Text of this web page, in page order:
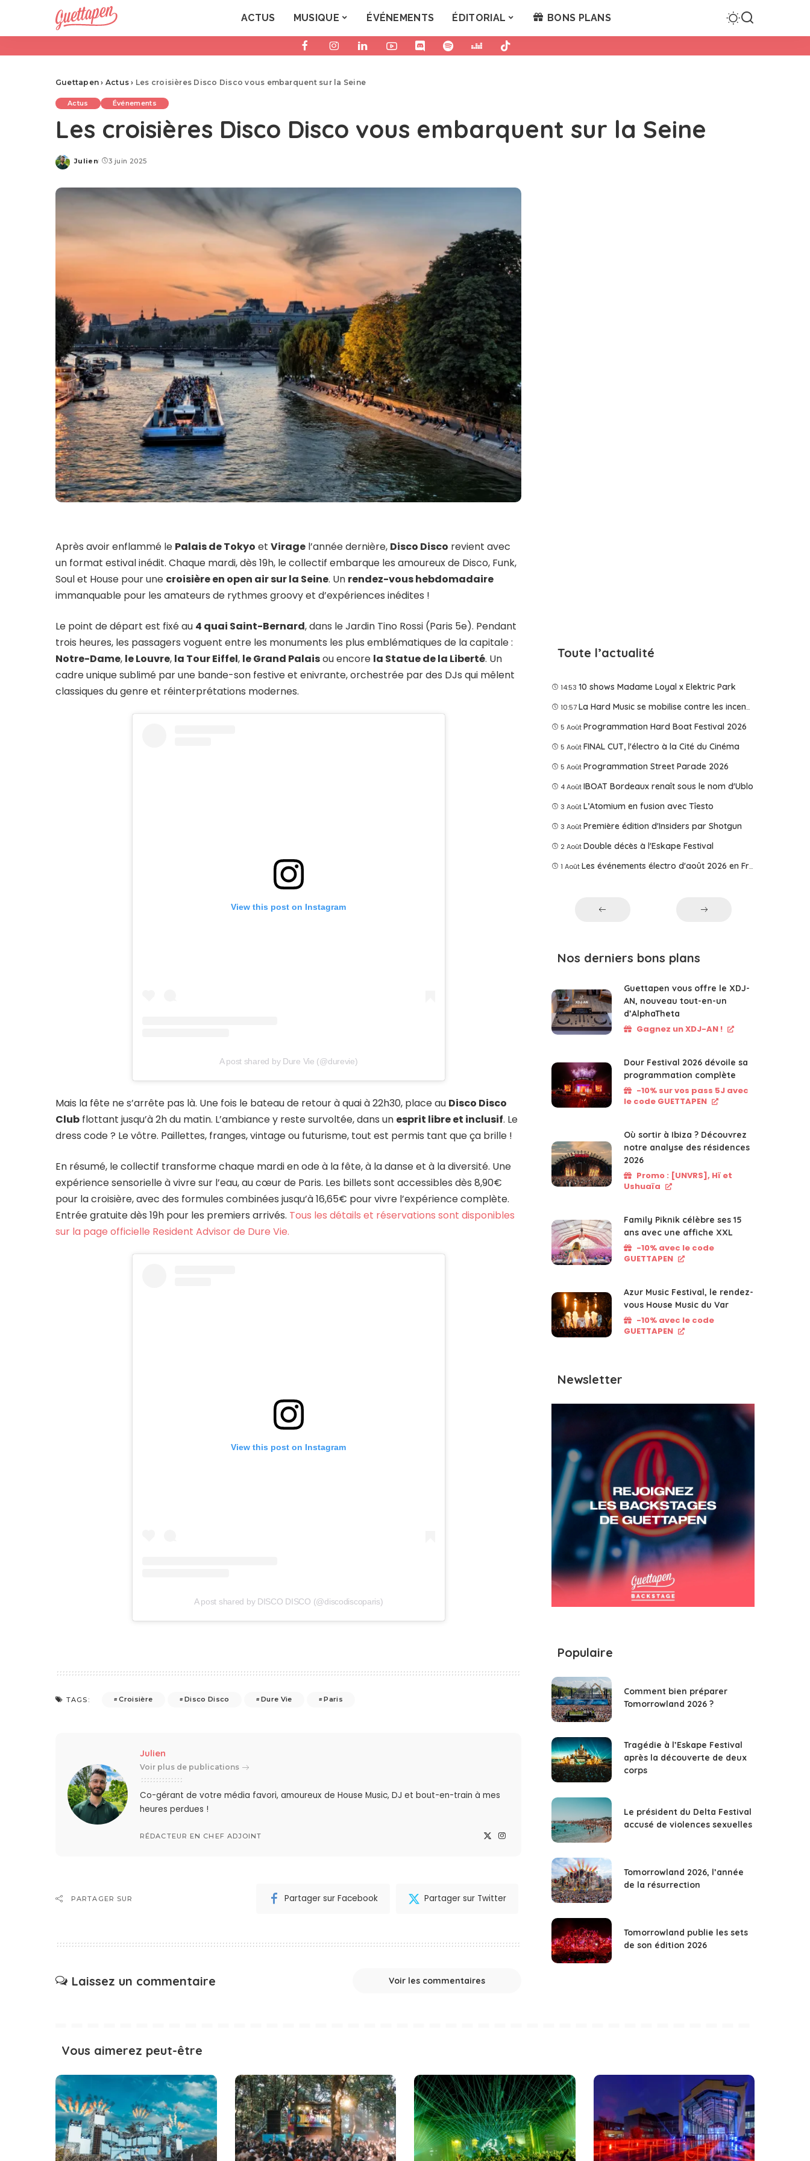
ACTUS MUSIQUE ÉVÉNEMENTS ÉDITORIAL BONS PLANS
Guettapen › Actus › Les croisières Disco Disco vous embarquent sur la Seine
Actus Événements
Les croisières Disco Disco vous embarquent sur la Seine
Posted
Julien 3 juin 2025
Après avoir enflammé le Palais de Tokyo etVirage l’année dernière, Disco Disco revient avec
un format estival inédit. Chaque mardi, dès 19h, le collectif embarque les amoureux de Disco, Funk,
Soul et House pour une croisière en open air sur la Seine. Un rendez-vous hebdomadaire
immanquable pour les amateurs de rythmes groovy et d’expériences inédites !
Le point de départ est fixé au 4 quai Saint-Bernard, dans le Jardin Tino Rossi (Paris 5e). Pendant
trois heures, les passagers voguent entre les monuments les plus emblématiques de la capitale :
Notre-Dame, le Louvre, la Tour Eiffel, le Grand Palaisou encore la Statue de la Liberté. Un
cadre unique sublimé par une bande-son festive et enivrante, orchestrée par des DJs qui mêlent
classiques du genre et réinterprétations modernes.
View this post on Instagram
A post shared by Dure Vie (@durevie)
Mais la fête ne s’arrête pas là. Une fois le bateau de retour à quai à 22h30, place au Disco Disco
Club flottant jusqu’à 2h du matin. L’ambiance y reste survoltée, dans un esprit libre et inclusif. Le
dress code ? Le vôtre. Paillettes, franges, vintage ou futurisme, tout est permis tant que ça brille !
En résumé, le collectif transforme chaque mardi en ode à la fête, à la danse et à la diversité. Une
expérience sensorielle à vivre sur l’eau, au cœur de Paris. Les billets sont accessibles dès 8,90€
pour la croisière, avec des formules combinées jusqu’à 16,65€ pour vivre l’expérience complète.
Entrée gratuite dès 19h pour les premiers arrivés. Tous les détails et réservations sont disponibles
sur la page officielle Resident Advisor de Dure Vie.
View this post on Instagram
A post shared by DISCO DISCO (@discodiscoparis)
TAGS: Croisière Disco Disco Dure Vie Paris
Julien
Voir plus de publications
Co-gérant de votre média favori, amoureux de House Music, DJ et bout-en-train à mes
heures perdues !
RÉDACTEUR EN CHEF ADJOINT
PARTAGER SUR Partager sur Facebook Partager sur Twitter
Laissez un commentaire Voir les commentaires
Toute l’actualité
14:53 10 shows Madame Loyal x Elektric Park
10:57 La Hard Music se mobilise contre les incendies
5 Août Programmation Hard Boat Festival 2026
5 Août FINAL CUT, l'électro à la Cité du Cinéma
5 Août Programmation Street Parade 2026
4 Août IBOAT Bordeaux renaît sous le nom d'Ublo
3 Août L’Atomium en fusion avec Tîesto
3 Août Première édition d'Insiders par Shotgun
2 Août Double décès à l'Eskape Festival
1 Août Les événements électro d'août 2026 en France
Nos derniers bons plans
Guettapen vous offre le XDJ-
AN, nouveau tout-en-un
d’AlphaTheta
Gagnez un XDJ-AN !
Dour Festival 2026 dévoile sa
programmation complète
-10% sur vos pass 5J avec
le code GUETTAPEN
Où sortir à Ibiza ? Découvrez
notre analyse des résidences
2026
Promo : [UNVRS], Hï et
Ushuaïa
Family Piknik célèbre ses 15
ans avec une affiche XXL
-10% avec le code
GUETTAPEN
Azur Music Festival, le rendez-
vous House Music du Var
-10% avec le code
GUETTAPEN
Newsletter
Populaire
Comment bien préparer
Tomorrowland 2026 ?
Tragédie à l’Eskape Festival
après la découverte de deux
corps
Le président du Delta Festival
accusé de violences sexuelles
Tomorrowland 2026, l’année
de la résurrection
Tomorrowland publie les sets
de son édition 2026
Vous aimerez peut-être